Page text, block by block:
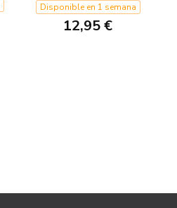
Disponible en 1 semana
12,95 €